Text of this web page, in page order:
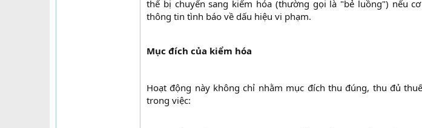
thể bị chuyển sang kiểm hóa (thường gọi là "bẻ luồng") nếu
thông tin tình báo về dấu hiệu vi phạm.
Mục đích của kiểm hóa
Hoạt động này không chỉ nhằm mục đích thu đúng, thu đủ
trong việc: